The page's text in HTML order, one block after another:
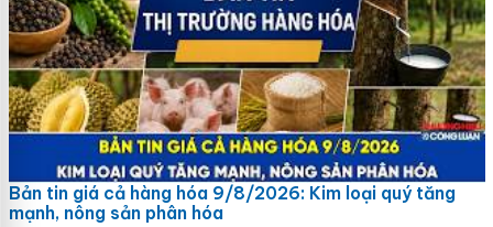
Bản tin giá cả hàng hóa 9/8/2026: Kim loại quý tăng
mạnh, nông sản phân hóa